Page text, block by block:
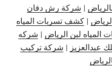
| شركة رش دفان
| كشف تسربات المياه
لبن الرياض | شركه
عبدالعزيز | شركة تركيب